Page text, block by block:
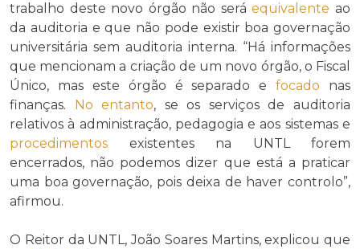
trabalho deste novo órgão não seráequivalente ao
da auditoria e que não pode existir boa governação
universitária sem auditoria interna. “Há informações
que mencionam a criação de um novo órgão, o Fiscal
Único, mas este órgão é separado efocado nas
finanças.
No entanto, se os serviços de auditoria
relativos à administração, pedagogia e aos sistemas e
procedimentos existentes na UNTL forem
encerrados, não podemos dizer que está a praticar
uma boa governação, pois deixa de haver controlo”,
afirmou.
O Reitor da UNTL, João Soares Martins, explicou que